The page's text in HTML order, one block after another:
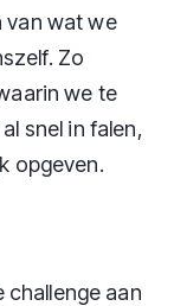
van wat we
Zo
we te
snel in falen,
opgeven.
challenge aan